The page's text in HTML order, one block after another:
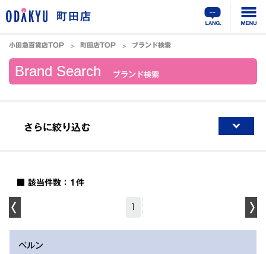
町田店
小田急百貨店TOP 町田店TOP ブランド検索
Brand Search ブランド検索
さらに絞り込む
■ 該当件数：1件
ベルン